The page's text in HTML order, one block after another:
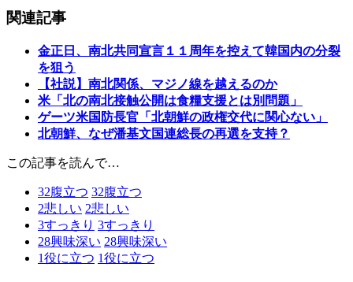
関連記事
金正日、南北共同宣言１１周年を控えて韓国内の分裂
を狙う
【社説】南北関係、マジノ線を越えるのか
米「北の南北接触公開は食糧支援とは別問題」
ゲーツ米国防長官「北朝鮮の政権交代に関心ない」
北朝鮮、なぜ潘基文国連総長の再選を支持？
この記事を読んで…
32腹立つ 32腹立つ
2悲しい 2悲しい
3すっきり 3すっきり
28興味深い 28興味深い
1役に立つ 1役に立つ